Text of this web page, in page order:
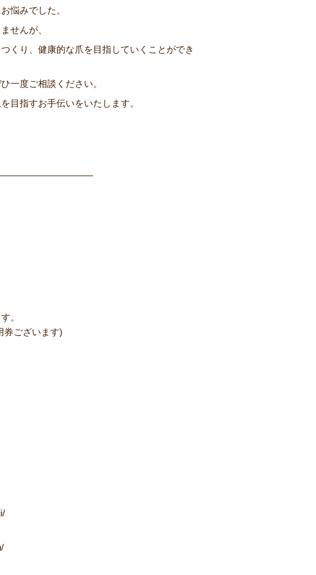
悩みでした。
せんが、
くり、健康的な爪を目指していくことができ
一度ご相談ください。
目指すお手伝いをいたします。
。
券ございます)